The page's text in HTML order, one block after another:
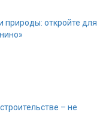
природы: откройте для
– не